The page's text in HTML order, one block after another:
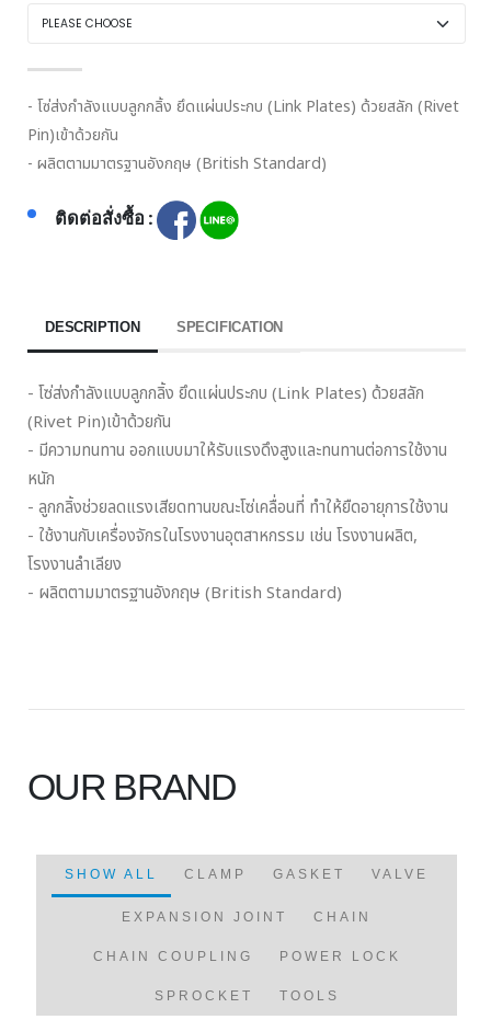
- โซ่ส่งกำลังแบบลูกกลิ้ง ยึดแผ่นประกบ (Link Plates) ด้วยสลัก (Rivet
Pin)เข้าด้วยกัน
- ผลิตตามมาตรฐานอังกฤษ (British Standard)
ติดต่อสั่งซื้อ :
DESCRIPTION SPECIFICATION
- โซ่ส่งกำลังแบบลูกกลิ้ง ยึดแผ่นประกบ (Link Plates) ด้วยสลัก
(Rivet Pin)เข้าด้วยกัน
- มีความทนทาน ออกแบบมาให้รับแรงดึงสูงและทนทานต่อการใช้งาน
หนัก
- ลูกกลิ้งช่วยลดแรงเสียดทานขณะโซ่เคลื่อนที่ ทำให้ยืดอายุการใช้งาน
- ใช้งานกับเครื่องจักรในโรงงานอุตสาหกรรม เช่น โรงงานผลิต,
โรงงานลำเลียง
- ผลิตตามมาตรฐานอังกฤษ (British Standard)
OUR BRAND
SHOW ALL CLAMP GASKET VALVE
EXPANSION JOINT CHAIN
CHAIN COUPLING POWER LOCK
SPROCKET TOOLS